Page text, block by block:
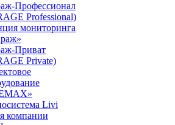
Профессионал
Professional)
мониторинга
Приват
Private)
Livi
компании